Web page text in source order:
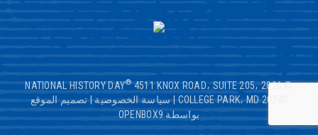
© 2026 NATIONAL HISTORY DAY
® 4511 KNOX ROAD، SUITE 205،
COLLEGE PARK، MD 20740|سياسة الخصوصية|تصميم الموقع
بواسطة OPENBOX9